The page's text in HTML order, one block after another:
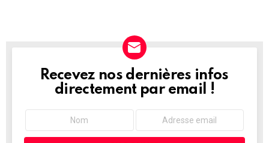
NEWSLETTER
Recevez nos dernières infos
directement par email !